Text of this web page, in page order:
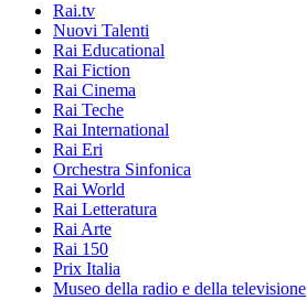
Rai.tv
Nuovi Talenti
Rai Educational
Rai Fiction
Rai Cinema
Rai Teche
Rai International
Rai Eri
Orchestra Sinfonica
Rai World
Rai Letteratura
Rai Arte
Rai 150
Prix Italia
Museo della radio e della televisione